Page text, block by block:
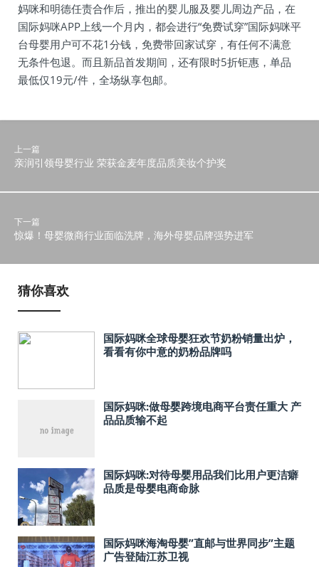
妈咪和明德任责合作后，推出的婴儿服及婴儿周边产品，在
国际妈咪APP上线一个月内，都会进行“免费试穿”国际妈咪平
台母婴用户可不花1分钱，免费带回家试穿，有任何不满意
无条件包退。而且新品首发期间，还有限时5折钜惠，单品
最低仅19元/件，全场纵享包邮。
上一篇
亲润引领母婴行业 荣获金麦年度品质美妆个护奖
下一篇
惊爆！母婴微商行业面临洗牌，海外母婴品牌强势进军
猜你喜欢
国际妈咪全球母婴狂欢节奶粉销量出炉，
看看有你中意的奶粉品牌吗
国际妈咪:做母婴跨境电商平台责任重大 产
品品质输不起
国际妈咪:对待母婴用品我们比用户更洁癖
品质是母婴电商命脉
国际妈咪海淘母婴”直邮与世界同步”主题
广告登陆江苏卫视